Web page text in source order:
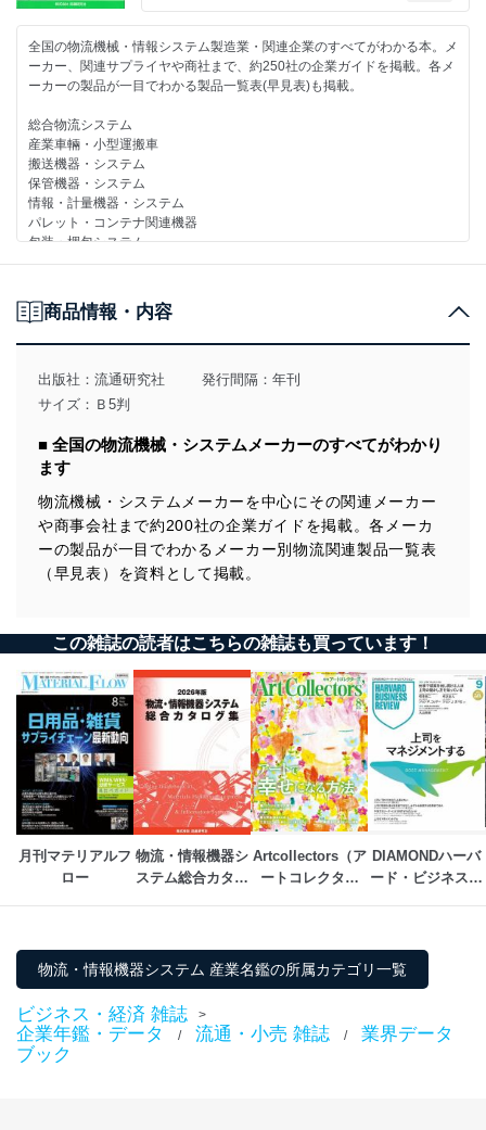
●特別資料
(1)物流システム関連機器生産・売上統計一覧
(2)物流関連主要団体概要一覧(40団体)
(3)メーカー別物流関連製品一覧
(一目で各メーカーの取扱製品がわかる早見表)
(社名・住所・電話番号の一覧表)
全国の物流機械・情報システム製造業・関連企業のすべてがわかる本。メ
ーカー、関連サプライヤや商社まで、約250社の企業ガイドを掲載。各メ
ーカーの製品が一目でわかる製品一覧表(早見表)も掲載。
総合物流システム
産業車輛・小型運搬車
搬送機器・システム
保管機器・システム
情報・計量機器・システム
パレット・コンテナ関連機器
包装・梱包システム
ホイスト・チェンブロック・クレーン
社名索引/名鑑の見方・使い方
特別資料2 物流関連主要団体概要一覧(40団体)
特別資料3 メーカー別物流関連製品一覧
特別資料4 物流関連メーカー一覧(1,100社)
(社名・住所・電話番号の一覧表)
商品情報・内容
出版社： 流通研究社
発行間隔：年刊
サイズ：Ｂ5判
■ 全国の物流機械・システムメーカーのすべてがわかり
ます
物流機械・システムメーカーを中心にその関連メーカー
や商事会社まで約200社の企業ガイドを掲載。各メーカ
ーの製品が一目でわかるメーカー別物流関連製品一覧表
（早見表）を資料として掲載。
この雑誌の読者はこちらの雑誌も買っています！
月刊マテリアルフ
ロー
物流・情報機器シ
ステム総合カタロ
Artcollectors（ア
ートコレクター
DIAMONDハーバ
ード・ビジネス・
物流・情報機器システム 産業名鑑の所属カテゴリ一覧
ビジネス・経済 雑誌 >
企業年鑑・データ / 流通・小売 雑誌 /
業界データ
ブック